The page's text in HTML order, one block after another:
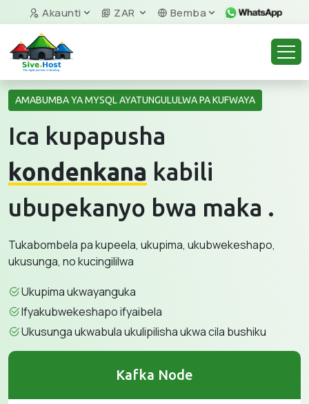
Akaunti ZAR Bemba
AMABUMBA YA MYSQL AYATUNGULULWA PA KUFWAYA
Ica kupapusha
kondenkana kabili
ubupekanyo bwa maka .
Tukabombela pa kupeela, ukupima, ukubwekeshapo,
ukusunga, no kucingililwa
Ukupima ukwayanguka
Ifyakubwekeshapo ifyaibela
Ukusunga ukwabula ukulipilisha ukwa cila bushiku
Kafka Node